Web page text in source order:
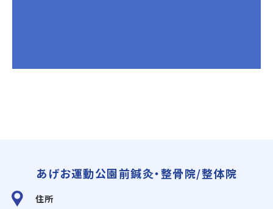
あげお運動公園前鍼灸・整骨院/整体院
住所